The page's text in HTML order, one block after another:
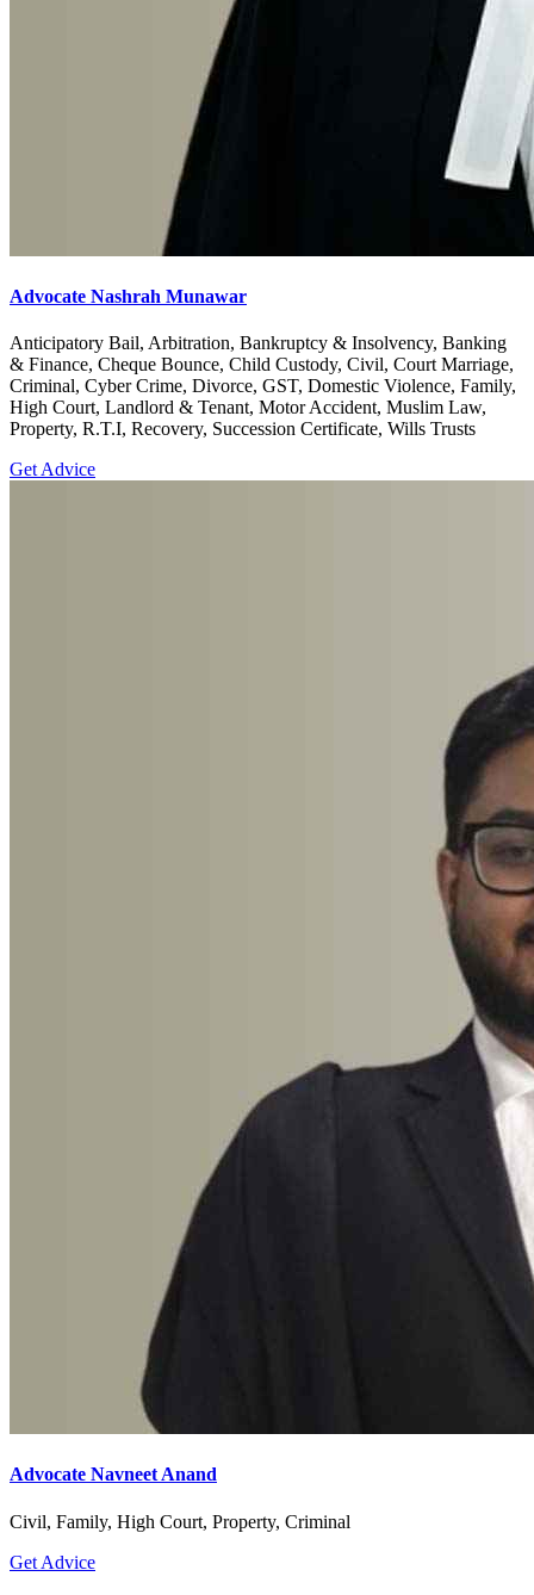
Advocate Nashrah Munawar
Anticipatory Bail, Arbitration, Bankruptcy & Insolvency, Banking
& Finance, Cheque Bounce, Child Custody, Civil, Court Marriage,
Criminal, Cyber Crime, Divorce, GST, Domestic Violence, Family,
High Court, Landlord & Tenant, Motor Accident, Muslim Law,
Property, R.T.I, Recovery, Succession Certificate, Wills Trusts
Get Advice
Advocate Navneet Anand
Civil, Family, High Court, Property, Criminal
Get Advice